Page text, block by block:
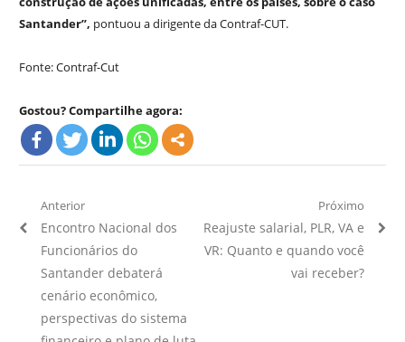
Santander”, pontuou a dirigente da Contraf-CUT.
Fonte: Contraf-Cut
Gostou? Compartilhe agora:
Navegação
de
Post
Anterior
Artigo
Anterior:
Encontro Nacional dos
Funcionários do
Santander debaterá
cenário econômico,
perspectivas do sistema
Próximo
Próximo
Artigo:
Reajuste salarial, PLR, VA e
VR: Quanto e quando você
vai receber?